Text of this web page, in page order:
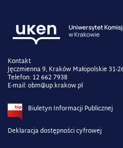
Uniwersytet
w Krakowie
Kontakt
Jęczmienna 9, Kraków Małopolskie 31-
Telefon: 12 662 7938
E-mail: obm@up.krakow.pl
Biuletyn Informacji Publicznej
Deklaracja dostępności cyfrowej